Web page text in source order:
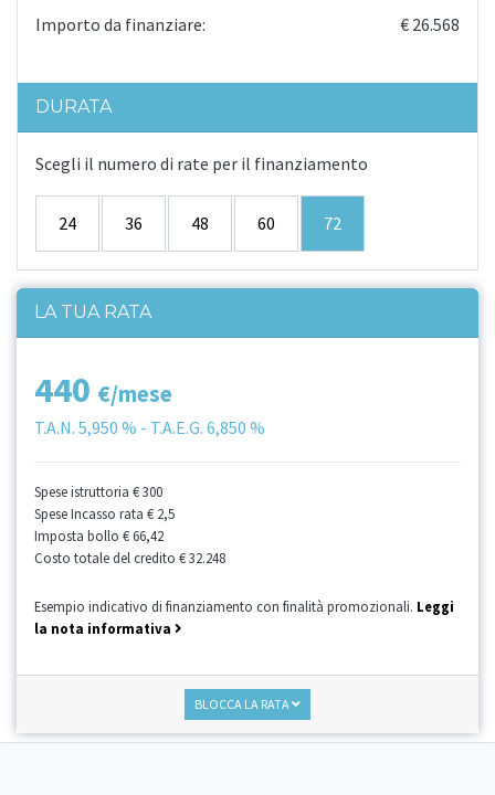
Importo da finanziare: € 26.568
DURATA
Scegli il numero di rate per il finanziamento
24 36 48 60 72
LA TUA RATA
440 €/mese
T.A.N. 5,950 % - T.A.E.G. 6,850 %
Spese istruttoria € 300
Spese Incasso rata € 2,5
Imposta bollo € 66,42
Costo totale del credito € 32.248
Esempio indicativo di finanziamento con finalità promozionali. Leggi
la nota informativa
BLOCCA LA RATA